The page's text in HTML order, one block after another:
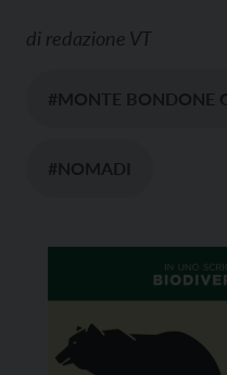
di redazione VT
#MONTE BONDONE
#NOMADI